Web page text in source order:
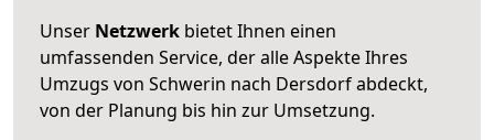
Unser Netzwerk bietet Ihnen einen
umfassenden Service, der alle Aspekte Ihres
Umzugs von Schwerin nach Dersdorf abdeckt,
von der Planung bis hin zur Umsetzung.